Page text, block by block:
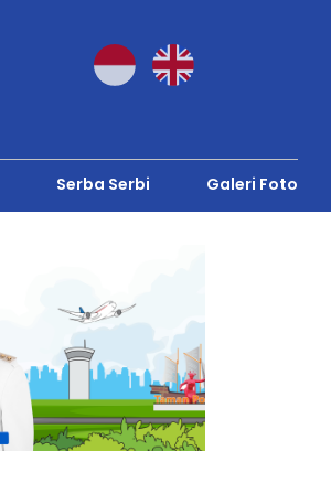
Serba Serbi Galeri Foto